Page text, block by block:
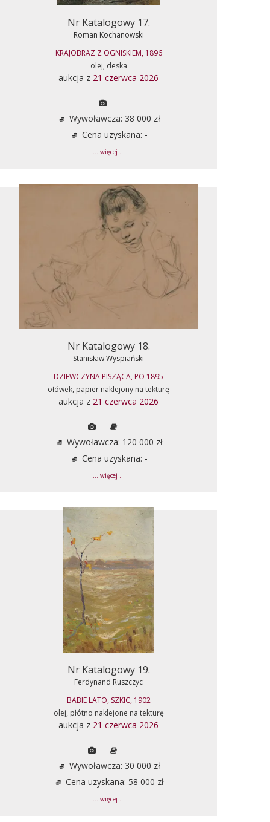
Nr Katalogowy 17.
Roman Kochanowski
KRAJOBRAZ Z OGNISKIEM, 1896
olej, deska
aukcja z 21 czerwca 2026
Wywoławcza: 38 000 zł
Cena uzyskana: -
... więcej ...
Nr Katalogowy 18.
Stanisław Wyspiański
DZIEWCZYNA PISZĄCA, PO 1895
ołówek, papier naklejony na tekturę
aukcja z 21 czerwca 2026
Wywoławcza: 120 000 zł
Cena uzyskana: -
... więcej ...
Nr Katalogowy 19.
Ferdynand Ruszczyc
BABIE LATO, SZKIC, 1902
olej, płótno naklejone na tekturę
aukcja z 21 czerwca 2026
Wywoławcza: 30 000 zł
Cena uzyskana: 58 000 zł
... więcej ...